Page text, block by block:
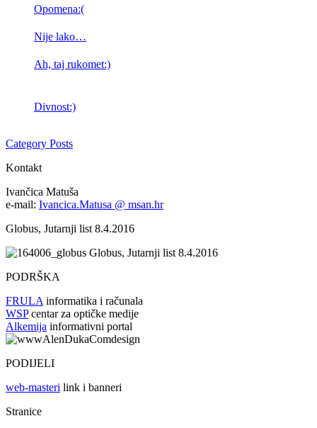
Opomena:(
Nije lako…
Ah, taj rukomet:)
Divnost:)
Category Posts
Kontakt
Ivančica Matuša
e-mail: Ivancica.Matusa @ msan.hr
Globus, Jutarnji list 8.4.2016
Globus, Jutarnji list 8.4.2016
PODRŠKA
FRULA informatika i računala
WSPcentar za optičke medije
Alkemija informativni portal
PODIJELI
web-masteri link i banneri
Stranice